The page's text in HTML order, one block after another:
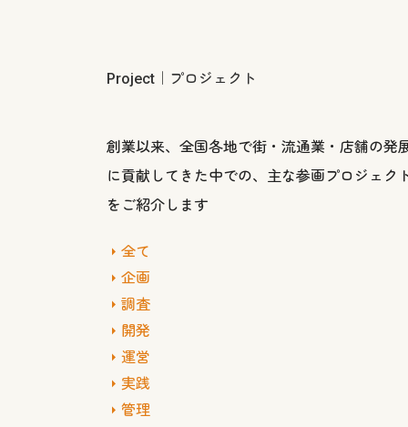
Project｜プロジェクト
創業以来、全国各地で街・流通業・店舗の発
に貢献してきた中での、主な参画プロジェク
をご紹介します
全て
企画
調査
開発
運営
実践
管理